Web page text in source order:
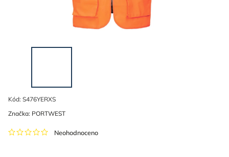
Kód: S476YERXS
Neohodnoceno
Značka: PORTWEST